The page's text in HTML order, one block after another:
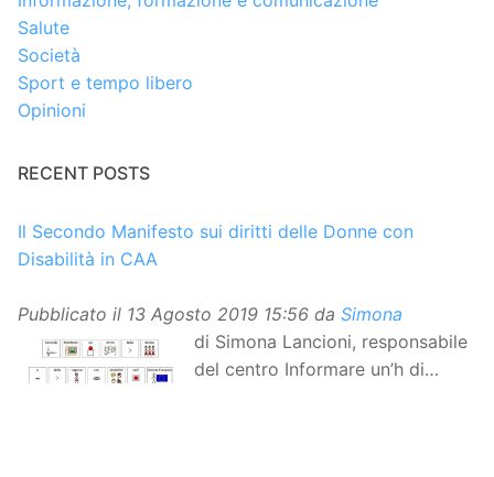
Salute
Società
Sport e tempo libero
Opinioni
RECENT POSTS
Il Secondo Manifesto sui diritti delle Donne con
Disabilità in CAA
Pubblicato il 13 Agosto 2019 15:56 da Simona
di Simona Lancioni, responsabile
del centro Informare un’h di